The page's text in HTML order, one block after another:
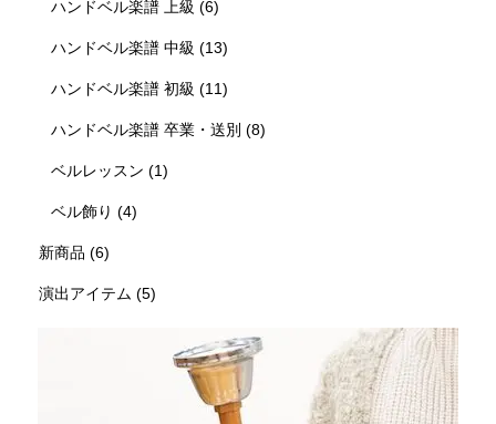
ハンドベル楽譜 上級 (6)
ハンドベル楽譜 中級 (13)
ハンドベル楽譜 初級 (11)
ハンドベル楽譜 卒業・送別 (8)
ベルレッスン (1)
ベル飾り (4)
新商品 (6)
演出アイテム (5)